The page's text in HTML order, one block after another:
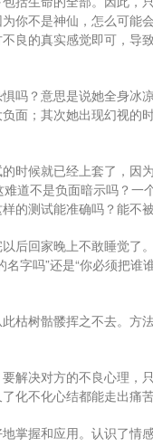
你不是神仙，怎么可能
良的真实感觉即可，导
吗？意思是说她全身冰
面；其次她出现幻视的
时候就已经上套了，因
道不是负面暗示吗？
的测试能准确吗？能不
后回家晚上不敢睡觉了
字吗”还是“你必须把谁
枯树骷髅挥之不去。方
解决对方的不良心理，
化不化心结都能走出痛苦
掌握和应用。认识了情